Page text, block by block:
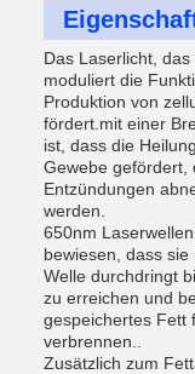
Das Laserlicht,
moduliert die
Produktion von
fördert.mit einer
ist, dass die
Gewebe gefördert,
Entzündungen
werden.
650nm
bewiesen, dass
Welle durchdringt
zu erreichen und
gespeichertes Fett
verbrennen..
Zusätzlich zum